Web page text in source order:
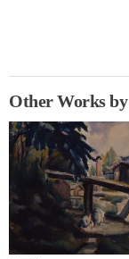
Other Works